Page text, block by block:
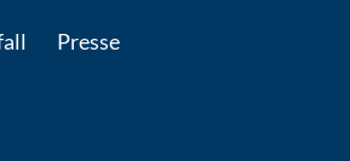
Presse